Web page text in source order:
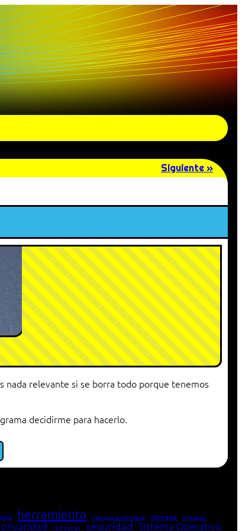
Siguiente »
nada relevante si se borra todo porque tenemos
decidirme para hacerlo.
herramienta historia de la Informática Informática innovación
privacidad red social seguridad Sistema Operativo